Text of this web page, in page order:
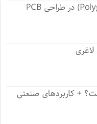
+ کاربردهای صنعتی